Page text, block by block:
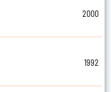
2000
1992